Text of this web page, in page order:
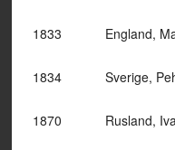
1833 England,
1834 Sverige, Pehr
1870 Rusland,